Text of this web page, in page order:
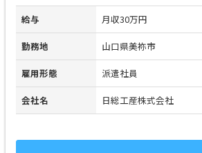
給与 月収30万円
勤務地 山口県美祢市
雇用形態 派遣社員
会社名 日総工産株式会社